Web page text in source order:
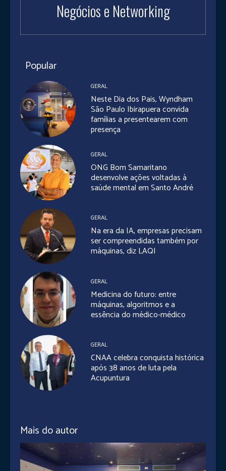
Negócios e Networking
Popular
GERAL
Neste Dia dos Pais, Wyndham
São Paulo Ibirapuera convida
famílias a presentearem com
presença
GERAL
ONG Bom Samaritano
desenvolve ações voltadas à
saúde mental em Santo André
GERAL
Na era da IA, empresas precisam
ser compreendidas também por
máquinas, diz LAQI
GERAL
Medicina do futuro: entre
máquinas, algoritmos e a
essência do médico-médico
GERAL
CNAA celebra conquista histórica
após 38 anos de luta pela
Acupuntura
Mais do autor